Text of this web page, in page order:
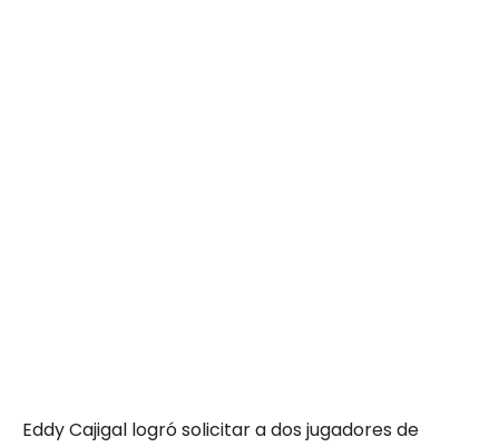
Eddy Cajigal logró solicitar a dos jugadores de